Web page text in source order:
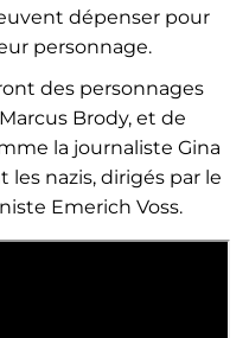
dépenser pour
personnage.
des personnages
Brody, et de
la journaliste Gina
les nazis, dirigés par le
Emerich Voss.